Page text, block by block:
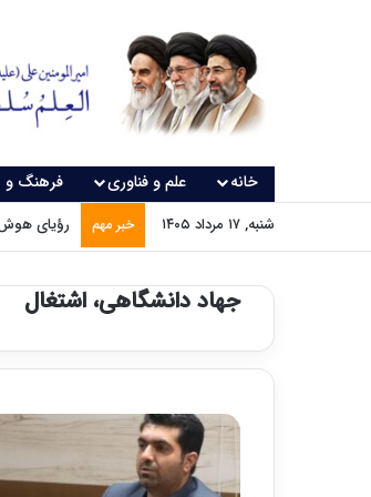
خانه علم و فناوری فرهنگ و
شنبه, ۱۷ مرداد ۱۴۰۵ خبر مهم رؤیای
جهاد دانشگاهی، اشتغال